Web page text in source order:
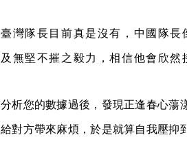
臺灣隊長目前真是沒有，中國隊
及無堅不摧之毅力，相信他會欣然
分析您的數據過後，發現正逢春心蕩
給對方帶來麻煩，於是就算自我壓抑